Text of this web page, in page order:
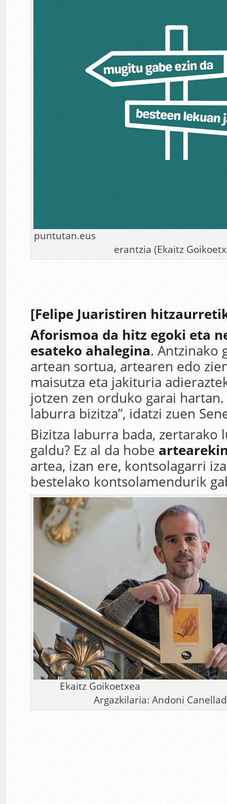
erantzia (Ekaitz
[Felipe Juaristiren
Aforismoa da hitz egoki eta
esateko ahalegina. Antzinako
artean sortua, artearen edo
maisutza eta jakituria
jotzen zen orduko garai hartan.
laburra bizitza”, idatzi zuen
Bizitza laburra bada, zertarako
galdu? Ez al da hobe
artea, izan ere, kontsolagarri
bestelako kontsolamendurik
Ekaitz
Argazkilaria: Andoni